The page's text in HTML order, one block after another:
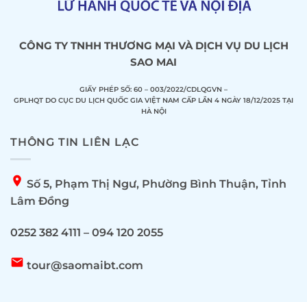
CÔNG TY TNHH THƯƠNG MẠI VÀ DỊCH VỤ DU LỊCH
SAO MAI
GIẤY PHÉP SỐ: 60 – 003/2022/CDLQGVN –
GPLHQT DO CỤC DU LỊCH QUỐC GIA VIỆT NAM CẤP LẦN 4 NGÀY 18/12/2025 TẠI
HÀ NỘI
THÔNG TIN LIÊN LẠC
location_on Số 5, Phạm Thị Ngư, Phường Bình Thuận, Tỉnh
Lâm Đồng
0252 382 4111 – 094 120 2055
email tour@saomaibt.com